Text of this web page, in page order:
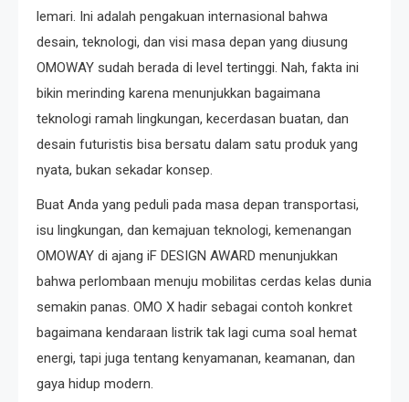
lemari. Ini adalah pengakuan internasional bahwa
desain, teknologi, dan visi masa depan yang diusung
OMOWAY sudah berada di level tertinggi. Nah, fakta ini
bikin merinding karena menunjukkan bagaimana
teknologi ramah lingkungan, kecerdasan buatan, dan
desain futuristis bisa bersatu dalam satu produk yang
nyata, bukan sekadar konsep.
Buat Anda yang peduli pada masa depan transportasi,
isu lingkungan, dan kemajuan teknologi, kemenangan
OMOWAY di ajang iF DESIGN AWARD menunjukkan
bahwa perlombaan menuju mobilitas cerdas kelas dunia
semakin panas. OMO X hadir sebagai contoh konkret
bagaimana kendaraan listrik tak lagi cuma soal hemat
energi, tapi juga tentang kenyamanan, keamanan, dan
gaya hidup modern.